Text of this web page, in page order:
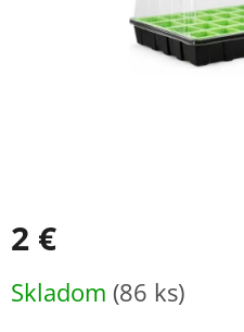
2 €
cena:
Skladom (86 ks)